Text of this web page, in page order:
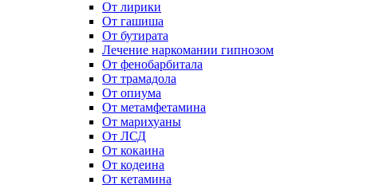
От лирики
От гашиша
От бутирата
Лечение наркомании гипнозом
От фенобарбитала
От трамадола
От опиума
От метамфетамина
От марихуаны
От ЛСД
От кокаина
От кодеина
От кетамина